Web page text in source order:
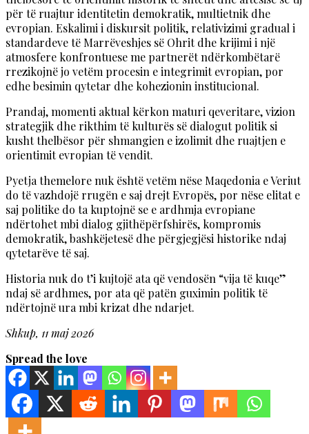
për të ruajtur identitetin demokratik, multietnik dhe
evropian. Eskalimi i diskursit politik, relativizimi gradual i
standardeve të Marrëveshjes së Ohrit dhe krijimi i një
atmosfere konfrontuese me partnerët ndërkombëtarë
rrezikojnë jo vetëm procesin e integrimit evropian, por
edhe besimin qytetar dhe kohezionin institucional.
Prandaj, momenti aktual kërkon maturi qeveritare, vizion
strategjik dhe rikthim të kulturës së dialogut politik si
kusht thelbësor për shmangien e izolimit dhe ruajtjen e
orientimit evropian të vendit.
Pyetja themelore nuk është vetëm nëse Maqedonia e Veriut
do të vazhdojë rrugën e saj drejt Evropës, por nëse elitat e
saj politike do ta kuptojnë se e ardhmja evropiane
ndërtohet mbi dialog gjithëpërfshirës, kompromis
demokratik, bashkëjetesë dhe përgjegjësi historike ndaj
qytetarëve të saj.
Historia nuk do t’i kujtojë ata që vendosën “vija të kuqe”
ndaj së ardhmes, por ata që patën guximin politik të
ndërtojnë ura mbi krizat dhe ndarjet.
Shkup, 11 maj 2026
Spread the love